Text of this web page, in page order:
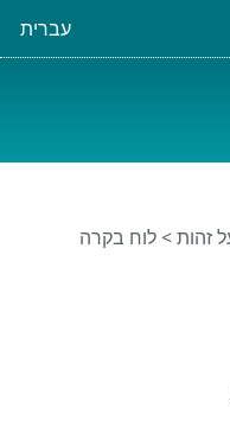
עברית
> לוח בקרה